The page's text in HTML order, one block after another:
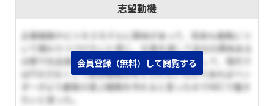
志望動機
企業戦略やビジネスモデルに興味があって、将来も戦略につ
いて関わりつづけたいと感じ、仕事を通して自分の興味ある
分野で社会貢献できたら良いと思ったから。そして、現代で
はITの力なくして経営戦略は考えられないものであればベン
ダーがより顧客の喜ぶ戦略を作れると思ったのでNECで働き
たいと思った。
会員登録（無料）して閲覧する